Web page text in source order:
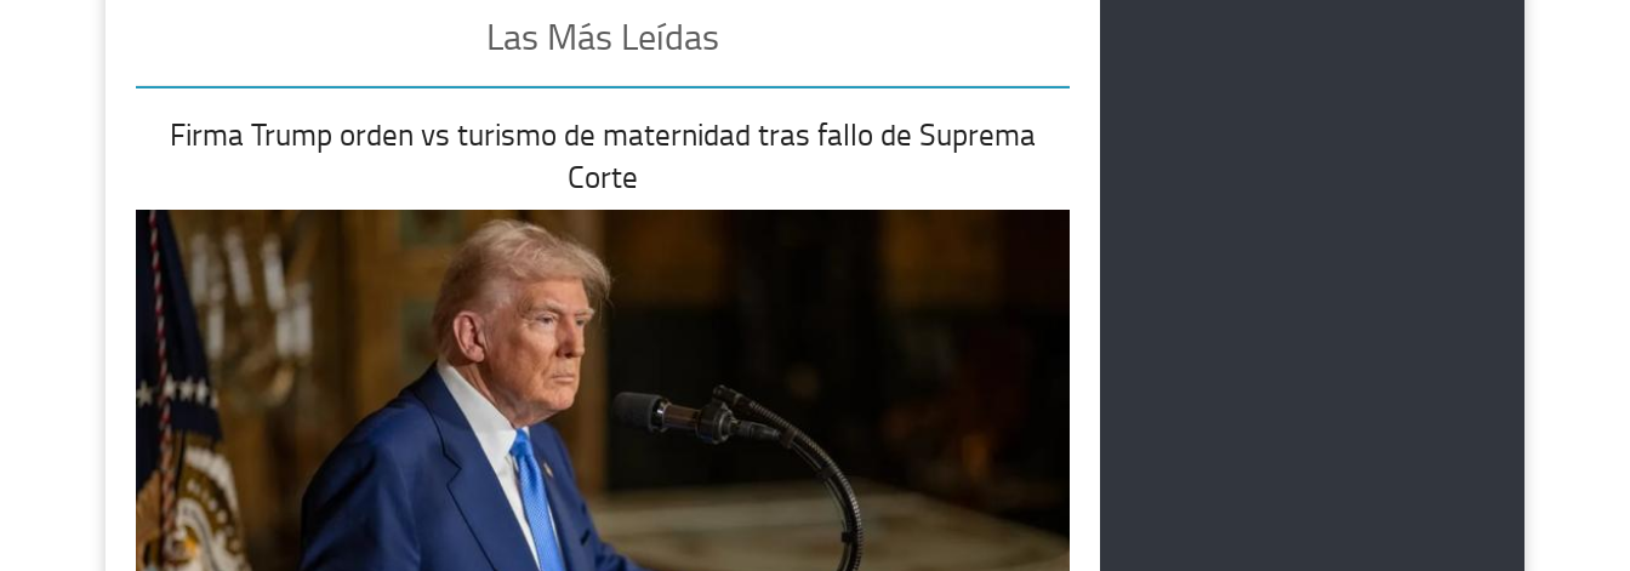
Las Más Leídas
Firma Trump orden vs turismo de maternidad tras fallo de Suprema
Corte